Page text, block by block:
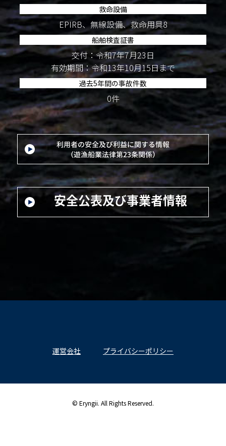
救命設備
EPIRB、無線設備、救命用具8
船舶検査証書
交付：令和7年7月23日
有効期間：令和13年10月15日まで
過去5年間の事故件数
0件
運営会社 プライバシーポリシー
© Eryngii. All Rights Reserved.